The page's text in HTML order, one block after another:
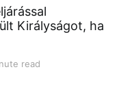
Királyságot, ha
read